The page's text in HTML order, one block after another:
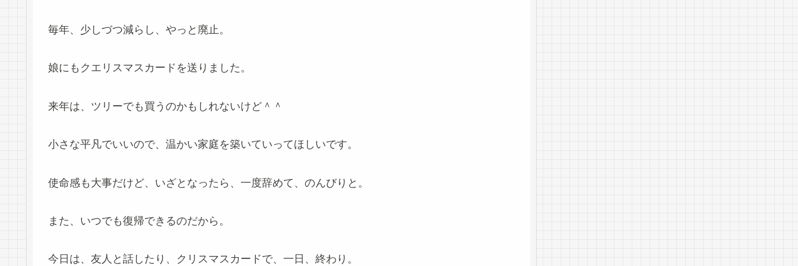
毎年、少しづつ減らし、やっと廃止。
娘にもクエリスマスカードを送りました。
来年は、ツリーでも買うのかもしれないけど＾＾
小さな平凡でいいので、温かい家庭を築いていってほしいです。
使命感も大事だけど、いざとなったら、一度辞めて、のんびりと。
また、いつでも復帰できるのだから。
今日は、友人と話したり、クリスマスカードで、一日、終わり。